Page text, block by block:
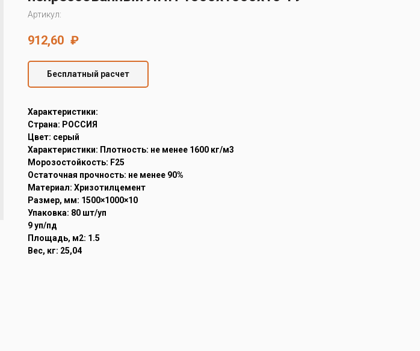
Артикул:
912,60 ₽
Бесплатный расчет
Характеристики:
Страна: РОССИЯ
Цвет: серый
Характеристики: Плотность: не менее 1600 кг/м3
Морозостойкость: F25
Остаточная прочность: не менее 90%
Материал: Хризотилцемент
Размер, мм: 1500×1000×10
Упаковка: 80 шт/уп
9 уп/пд
Площадь, м2: 1.5
Вес, кг: 25,04